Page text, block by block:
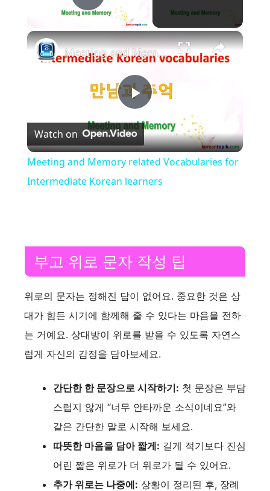
Play Video
×
P
l
a
V
i
d
e
o
Meeting and Memory related Vocabularies for Intermediate Korean learners
Watch on
Meeting and Memory related Vocabularies for
Intermediate Korean learners
부고 위로 문자 작성 팁
위로의 문자는 정해진 답이 없어요. 중요한 것은 상
대가 힘든 시기에 함께해 줄 수 있다는 마음을 전하
는 거예요. 상대방이 위로를 받을 수 있도록 자연스
럽게 자신의 감정을 담아보세요.
간단한 한 문장으로 시작하기: 첫 문장은 부담
스럽지 않게 “너무 안타까운 소식이네요”와
같은 간단한 말로 시작해 보세요.
따뜻한 마음을 담아 짧게: 길게 적기보다 진심
어린 짧은 위로가 더 위로가 될 수 있어요.
추가 위로는 나중에: 상황이 정리된 후, 장례